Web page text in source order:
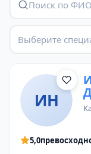
Выберите
ИН
5,0